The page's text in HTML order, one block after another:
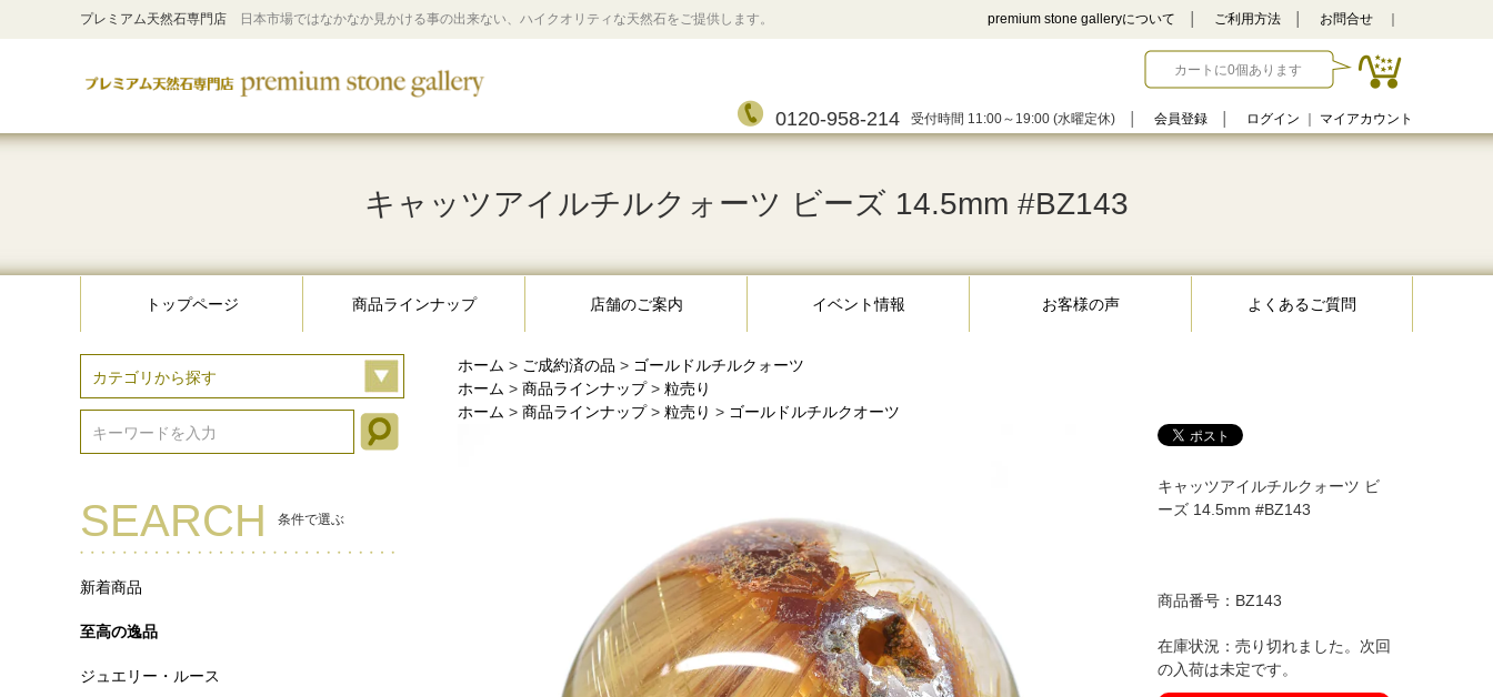
プレミアム天然石専門店 日本市場ではなかなか見かける事の出来ない、ハイクオリティな天然石をご提供します。 premium stone galleryについて ご利用方法 お問合せ
カートに0個あります
0120-958-214 受付時間 11:00～19:00 (水曜定休) 会員登録 ログイン マイアカウント
キャッツアイルチルクォーツ ビーズ 14.5mm #BZ143
トップページ 商品ラインナップ 店舗のご案内 イベント情報 お客様の声 よくあるご質問
SEARCH 条件で選ぶ
新着商品
至高の逸品
ジュエリー・ルース
ホーム > ご成約済の品 > ゴールドルチルクォーツ
ホーム > 商品ラインナップ > 粒売り
ホーム > 商品ラインナップ > 粒売り > ゴールドルチルクオーツ
キャッツアイルチルクォーツ ビ
ーズ 14.5mm #BZ143
商品番号： BZ143
在庫状況：売り切れました。次回
の入荷は未定です。